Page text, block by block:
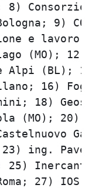
8)
-
e
Alpi
Milano; 16)
Rimini;
-
25)
27)